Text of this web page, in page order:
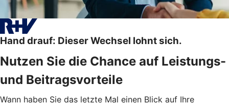
Hand drauf: Dieser Wechsel lohnt sich.
Nutzen Sie die Chance auf Leistungs-
und Beitragsvorteile
Wann haben Sie das letzte Mal einen Blick auf Ihre